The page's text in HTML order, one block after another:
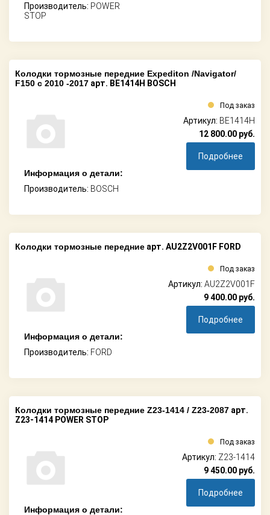
Производитель: POWER
STOP
Колодки тормозные передние Expediton /Navigator/
F150 c 2010 -2017 арт. BE1414H BOSCH
Информация о детали:
Производитель: BOSCH
Под заказ
Артикул: BE1414H
12 800.00 руб.
Подробнее
Колодки тормозные передние арт. AU2Z2V001F FORD
Информация о детали:
Производитель: FORD
Под заказ
Артикул: AU2Z2V001F
9 400.00 руб.
Подробнее
Колодки тормозные передние Z23-1414 / Z23-2087 арт.
Z23-1414 POWER STOP
Информация о детали:
Под заказ
Артикул: Z23-1414
9 450.00 руб.
Подробнее